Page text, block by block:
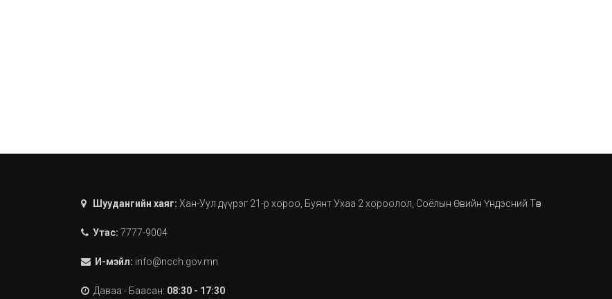
Шуудангийн хаяг: Хан-Уул дүүрэг 21-р хороо, Буянт Ухаа 2 хороолол, Соёлын Өвийн Үндэсний Төв
Утас: 7777-9004
И-мэйл: info@ncch.gov.mn
Даваа - Баасан: 08:30 - 17:30